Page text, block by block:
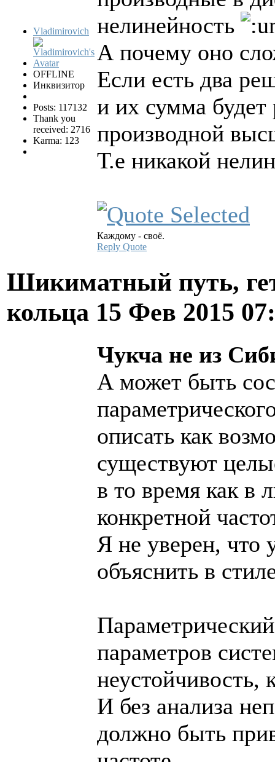
Vladimirovich
OFFLINE
Инквизитор
Posts: 117132
Thank you
received: 2716
Karma: 123
нелинейность
А почему оно
Если есть два
и их сумма
производной
Т.е никакой
Каждому - своё.
Reply Quote
Шикиматный путь,
кольца 15 Фев 2015
Чукча не из
А может быть
описать как
существуют
в то время как в
конкретной
Я не уверен, что
объяснить в
параметров
неустойчивость,
И без анализа
должно быть